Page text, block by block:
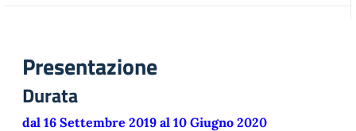
Presentazione
Durata
dal 16 Settembre 2019 al 10 Giugno 2020